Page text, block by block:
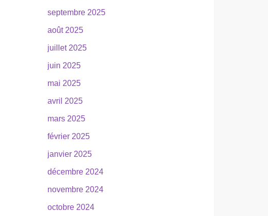
septembre 2025
août 2025
juillet 2025
juin 2025
mai 2025
avril 2025
mars 2025
février 2025
janvier 2025
décembre 2024
novembre 2024
octobre 2024